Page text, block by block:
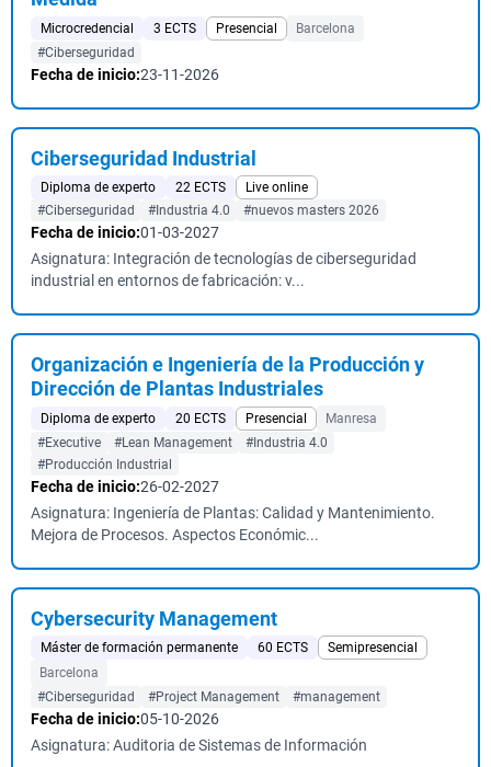
Microcredencial 3 ECTS Presencial
Barcelona
#Ciberseguridad
Fecha de inicio:23-11-2026
Ciberseguridad Industrial
Diploma de experto 22 ECTS
Live online
#Ciberseguridad
#Industria 4.0 #nuevos masters 2026
Fecha de inicio:01-03-2027
Asignatura: Integración de tecnologías de ciberseguridad
industrial en entornos de fabricación: v...
Organización e Ingeniería de la Producción y
Dirección de Plantas Industriales
Diploma de experto 20 ECTS Presencial
Manresa
#Executive
#Lean Management
#Industria 4.0
#Producción Industrial
Fecha de inicio:26-02-2027
Asignatura: Ingeniería de Plantas: Calidad y Mantenimiento.
Mejora de Procesos. Aspectos Económic...
Cybersecurity Management
Máster de formación permanente 60 ECTS
Semipresencial
Barcelona
#Ciberseguridad
#Project Management #management
Fecha de inicio:05-10-2026
Asignatura: Auditoria de Sistemas de Información